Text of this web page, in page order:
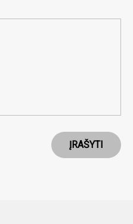
ĮRAŠYTI